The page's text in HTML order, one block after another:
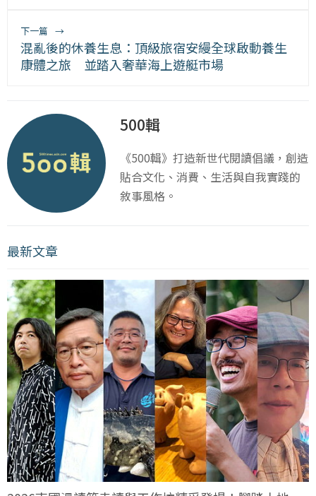
下一篇 →
混亂後的休養生息：頂級旅宿安縵全球啟動養生
康體之旅 並踏入奢華海上遊艇市場
500輯
《500輯》打造新世代閱讀倡議，創造
貼合文化、消費、生活與自我實踐的
敘事風格。
最新文章